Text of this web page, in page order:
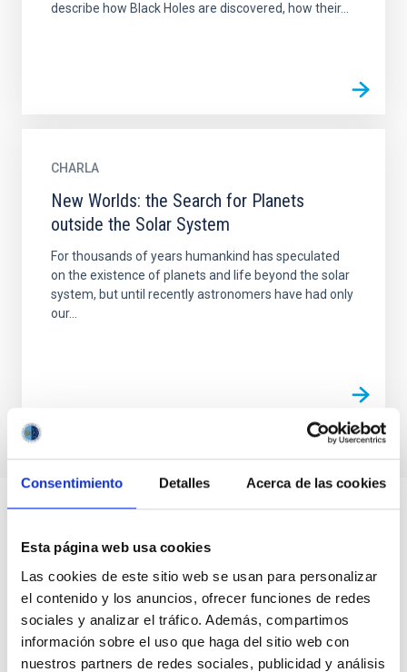
Consentimiento Detalles Acerca de las cookies
Esta página web usa cookies
Las cookies de este sitio web se usan para personalizar
el contenido y los anuncios, ofrecer funciones de redes
sociales y analizar el tráfico. Además, compartimos
información sobre el uso que haga del sitio web con
nuestros partners de redes sociales, publicidad y análisis
describe how Black Holes are discovered, how their...
CHARLA
New Worlds: the Search for Planets
outside the Solar System
For thousands of years humankind has speculated
on the existence of planets and life beyond the solar
system, but until recently astronomers have had only
our...